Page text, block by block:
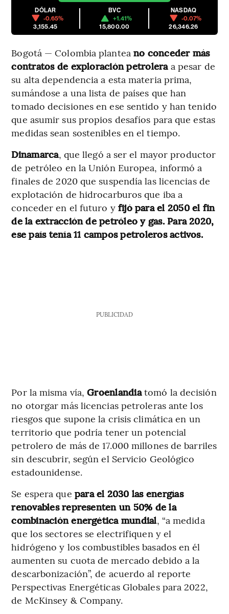
DÓLAR
-0.65%
3,155.45
BVC
+1.41%
15,800.00
NASDAQ
-0.07%
26,346.26
Bogotá — Colombia plantea no conceder más
contratos de exploración petrolera a pesar de
su alta dependencia a esta materia prima,
sumándose a una lista de países que han
tomado decisiones en ese sentido y han tenido
que asumir sus propios desafíos para que estas
medidas sean sostenibles en el tiempo.
Dinamarca, que llegó a ser el mayor productor
de petróleo en la Unión Europea, informó a
finales de 2020 que suspendía las licencias de
explotación de hidrocarburos que iba a
conceder en el futuro y fijó para el 2050 el fin
de la extracción de petróleo y gas. Para 2020,
ese país tenía 11 campos petroleros activos.
PUBLICIDAD
Por la misma vía,Groenlandiatomó la decisión
no otorgar más licencias petroleras ante los
riesgos que supone la crisis climática en un
territorio que podría tener un potencial
petrolero de más de 17.000 millones de barriles
sin descubrir, según el Servicio Geológico
estadounidense.
Se espera que para el 2030 las energías
renovables representen un 50% de la
combinación energética mundial, “a medida
que los sectores se electrifiquen y el
hidrógeno y los combustibles basados en él
aumenten su cuota de mercado debido a la
descarbonización”, de acuerdo al reporte
Perspectivas Energéticas Globales para 2022,
de McKinsey & Company.